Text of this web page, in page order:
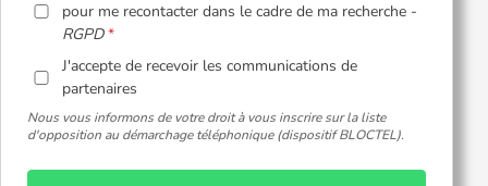
pour me recontacter dans le cadre de ma recherche -
RGPD
J'accepte de recevoir les communications de
partenaires
Nous vous informons de votre droit à vous inscrire sur la liste
d'opposition au démarchage téléphonique (dispositif BLOCTEL).